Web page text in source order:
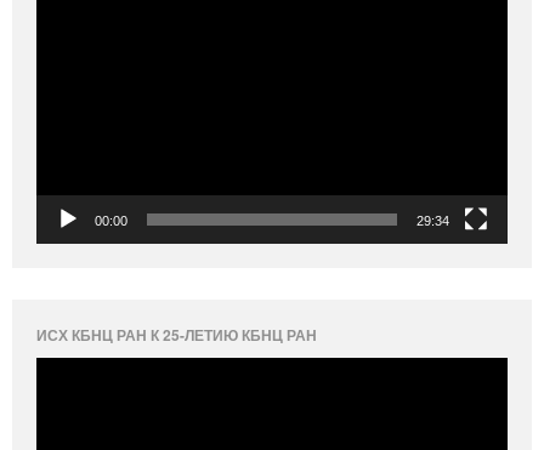
00:00 29:34
ИСХ КБНЦ РАН К 25-ЛЕТИЮ КБНЦ РАН